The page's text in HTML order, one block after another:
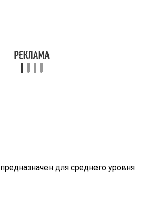
предназначен для среднего уровня